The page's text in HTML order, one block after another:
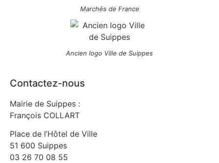
Marchés de France
Ancien logo Ville de Suippes
Contactez-nous
Mairie de Suippes :
François COLLART
Place de l’Hôtel de Ville
51 600 Suippes
03 26 70 08 55